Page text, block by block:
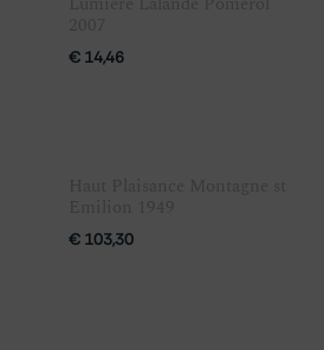
€ 14,46
€ 103,30